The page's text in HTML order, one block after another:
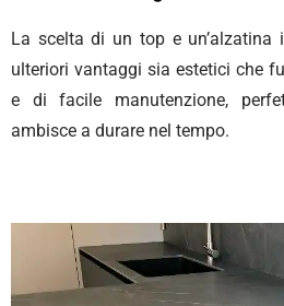
La scelta di un top e
ulteriori vantaggi sia estetici che
e di facile manutenzione,
ambisce a durare nel tempo.